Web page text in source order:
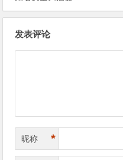
发表评论
昵称 *